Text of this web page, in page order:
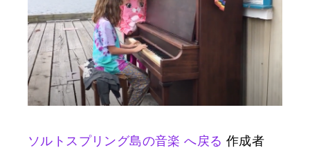
ソルトスプリング島の音楽 へ戻る 作成者